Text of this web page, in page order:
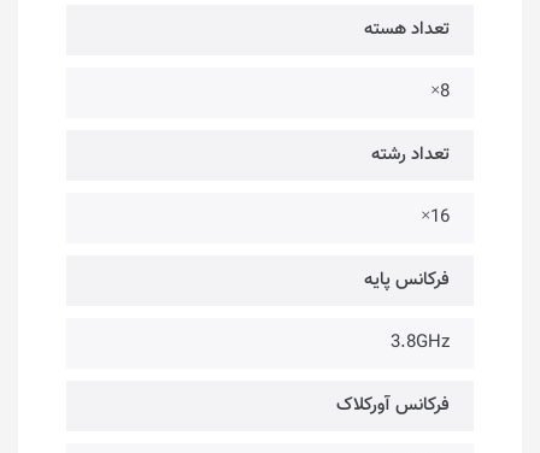
تعداد هسته
8×
تعداد رشته
16×
فرکانس پایه
3.8GHz
فرکانس آورکلاک